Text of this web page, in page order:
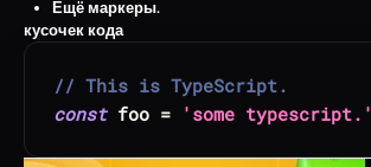
Ещё маркеры.
кусочек кода
// This is TypeScript.
const foo = 'some typescript.'